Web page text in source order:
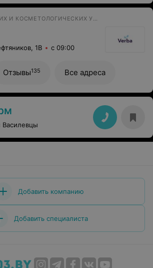
ЦЕНТР МЕДИЦИНСКИХ И КОСМЕТОЛОГИЧЕСКИХ УСЛУГ
1В с 09:00
Отзывы135 Все адреса
Василевцы
Добавить компанию
Добавить специалиста